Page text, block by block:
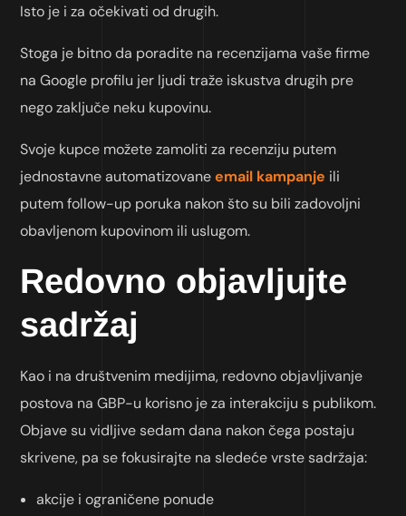
Isto je i za očekivati od drugih.
Stoga je bitno da poradite na recenzijama vaše firme
na Google profilu jer ljudi traže iskustva drugih pre
nego zaključe neku kupovinu.
Svoje kupce možete zamoliti za recenziju putem
jednostavne automatizovaneemail kampanje ili
putem follow-up poruka nakon što su bili zadovoljni
obavljenom kupovinom ili uslugom.
Redovno objavljujte
sadržaj
Kao i na društvenim medijima, redovno objavljivanje
postova na GBP-u korisno je za interakciju s publikom.
Objave su vidljive sedam dana nakon čega postaju
skrivene, pa se fokusirajte na sledeće vrste sadržaja:
akcije i ograničene ponude